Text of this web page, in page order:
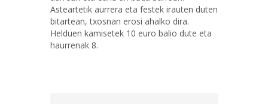
Asteartetik aurrera eta festek irauten duten
bitartean, txosnan erosi ahalko dira.
Helduen kamisetek 10 euro balio dute eta
haurrenak 8.